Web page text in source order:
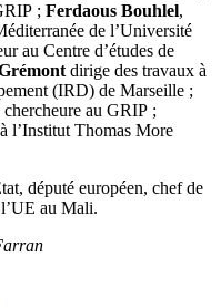
; Ferdaous Bouhlel,
de l’Université
au Centre d’études de
dirige des travaux à
(IRD) de Marseille ;
au GRIP ;
l’Institut Thomas More
député européen, chef de
au Mali.